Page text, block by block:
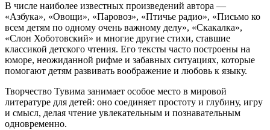
В числе наиболее известных произведений автора —
«Азбука», «Овощи», «Паровоз», «Птичье радио», «Письмо ко
всем детям по одному очень важному делу», «Скакалка»,
«Слон Хоботовский» и многие другие стихи, ставшие
классикой детского чтения. Его тексты часто построены на
юморе, неожиданной рифме и забавных ситуациях, которые
помогают детям развивать воображение и любовь к языку.
Творчество Тувима занимает особое место в мировой
литературе для детей: оно соединяет простоту и глубину, игру
и смысл, делая чтение увлекательным и познавательным
одновременно.